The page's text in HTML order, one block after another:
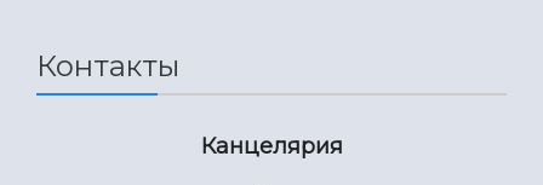
Контакты
Канцелярия